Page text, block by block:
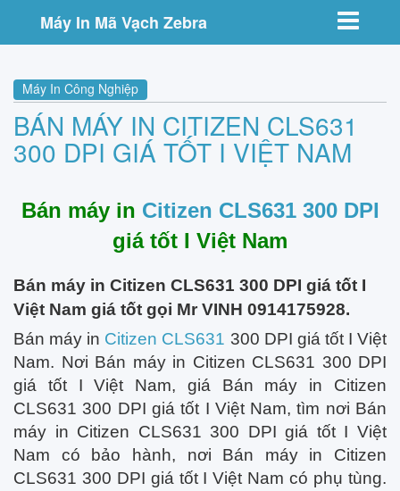
Toggle
Máy In Mã Vạch Zebra
Máy In Công Nghiệp
BÁN MÁY IN CITIZEN CLS631
300 DPI GIÁ TỐT I VIỆT NAM
Bán máy in Citizen CLS631 300 DPI
giá tốt I Việt Nam
Bán máy in Citizen CLS631 300 DPI giá tốt I
Việt Nam giá tốt gọi Mr VINH 0914175928.
Bán máy in Citizen CLS631 300 DPI giá tốt I Việt
Nam. Nơi Bán máy in Citizen CLS631 300 DPI
giá tốt I Việt Nam, giá Bán máy in Citizen
CLS631 300 DPI giá tốt I Việt Nam, tìm nơi Bán
máy in Citizen CLS631 300 DPI giá tốt I Việt
Nam có bảo hành, nơi Bán máy in Citizen
CLS631 300 DPI giá tốt I Việt Nam có phụ tùng.